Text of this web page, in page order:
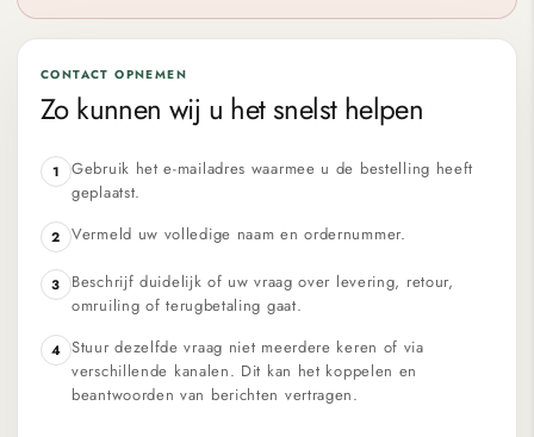
CONTACT OPNEMEN
Zo kunnen wij u het snelst helpen
1
Gebruik het e-mailadres waarmee u de bestelling heeft
geplaatst.
2 Vermeld uw volledige naam en ordernummer.
3
Beschrijf duidelijk of uw vraag over levering, retour,
omruiling of terugbetaling gaat.
4 Stuur dezelfde vraag niet meerdere keren of via
verschillende kanalen. Dit kan het koppelen en
beantwoorden van berichten vertragen.